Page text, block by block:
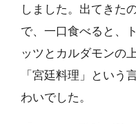
しました。出てきた
で、一口食べると、
ッツとカルダモンの
「宮廷料理」という
わいでした。